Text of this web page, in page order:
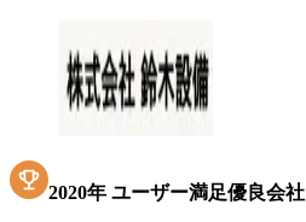
2020年 ユーザー満足優良会社